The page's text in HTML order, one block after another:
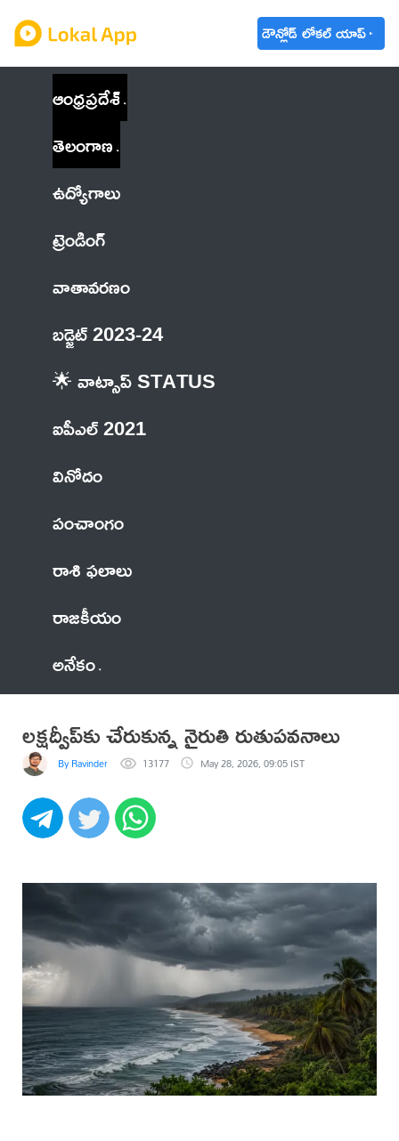
డౌన్లోడ్ లోకల్ యాప్
ఆంధ్రప్రదేశ్
తెలంగాణ
ఉద్యోగాలు
ట్రెండింగ్
వాతావరణం
బడ్జెట్ 2023-24
🌟 వాట్సాప్ STATUS
ఐపీఎల్ 2021
వినోదం
పంచాంగం
రాశి ఫలాలు
రాజకీయం
అనేకం
లక్షద్వీప్‌కు చేరుకున్న నైరుతి రుతుపవనాలు
By Ravinder 13177 May 28, 2026, 09:05 IST